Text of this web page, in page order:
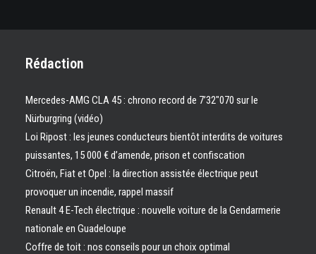
Rédaction
Mercedes-AMG CLA 45 : chrono record de 7’32″070 sur le
Nürburgring (vidéo)
Loi Ripost : les jeunes conducteurs bientôt interdits de voitures
puissantes, 15 000 € d’amende, prison et confiscation
Citroën, Fiat et Opel : la direction assistée électrique peut
provoquer un incendie, rappel massif
Renault 4 E-Tech électrique : nouvelle voiture de la Gendarmerie
nationale en Guadeloupe
Coffre de toit : nos conseils pour un choix optimal